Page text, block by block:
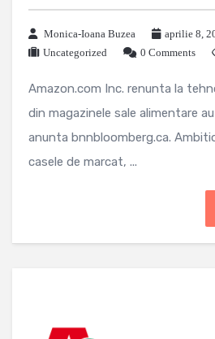
Monica-Ioana Buzea
aprilie 8,
Uncategorized
0 Comments
Amazon.com Inc. renunta la
din magazinele sale alimentare
anunta bnnbloomberg.ca.
casele de marcat, ...